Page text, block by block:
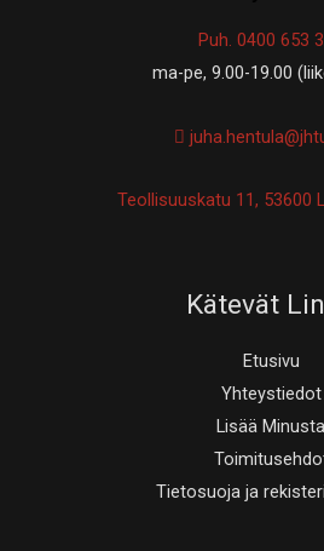
Puh. 0400 653
ma-pe, 9.00-19.00
Teollisuuskatu 11, 53600
Kätevät
Etusivu
Yhteystiedot
Lisää Minusta
Tietosuoja ja